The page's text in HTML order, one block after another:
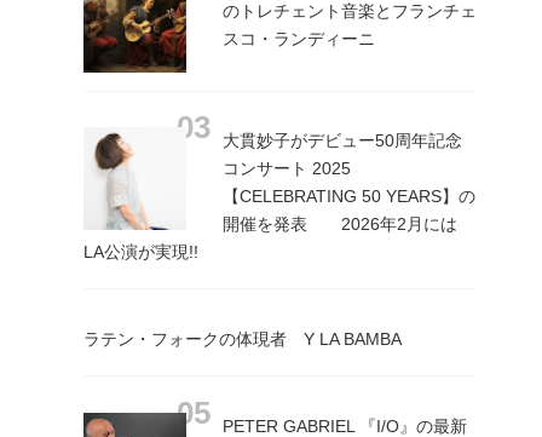
のトレチェント音楽とフランチェ
スコ・ランディーニ
大貫妙子がデビュー50周年記念
コンサート 2025
【CELEBRATING 50 YEARS】の
開催を発表 2026年2月には
LA公演が実現!!
ラテン・フォークの体現者 Y LA BAMBA
PETER GABRIEL 『I/O』の最新